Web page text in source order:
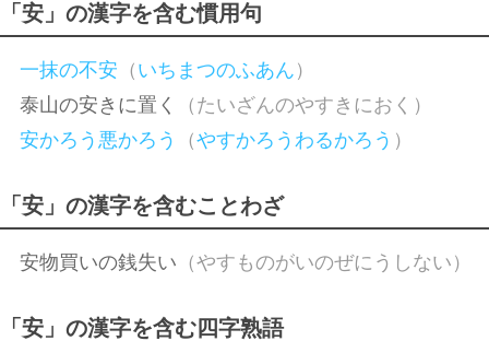
「安」の漢字を含む慣用句
一抹の不安 （ いちまつのふあん ）
泰山の安きに置く
（たいざんのやすきにおく）
安かろう悪かろう
（やすかろうわるかろう ）
「安」の漢字を含むことわざ
安物買いの銭失い （やすものがいのぜにうしない）
「安」の漢字を含む四字熟語